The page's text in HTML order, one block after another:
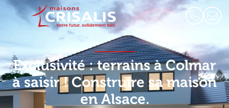
Exclusivité : terrains à Colmar
à saisir ! Construire sa maison
en Alsace.